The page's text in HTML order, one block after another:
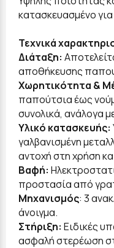
κατασκευασμένο για
Τεχνικά
Διάταξη:
αποθήκευσης
Χωρητικότητα &
παπούτσια έως
συνολικά, ανάλογα
Υλικό κατασκευής:
γαλβανισμένη
αντοχή στη χρήση
Βαφή:
προστασία από
Μηχανισμός: 3
άνοιγμα.
Στήριξη: Ειδικές
ασφαλή στερέωση